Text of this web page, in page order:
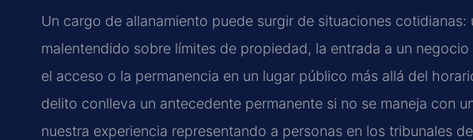
Un cargo de allanamiento puede surgir de situaciones
malentendido sobre límites de propiedad, la entrada a un
el acceso o la permanencia en un lugar público más allá del
delito conlleva un antecedente permanente si no se maneja con
nuestra experiencia representando a personas en los tribunales